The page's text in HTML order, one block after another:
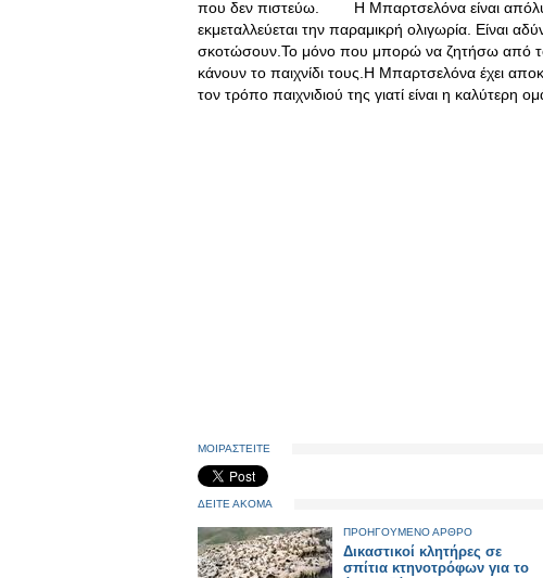
που δεν πιστεύω. Η Μπαρτσελόνα είναι
εκμεταλλεύεται την παραμικρή ολιγωρία. Είναι
σκοτώσουν.Το μόνο που μπορώ να ζητήσω από
κάνουν το παιχνίδι τους.Η Μπαρτσελόνα έχει
τον τρόπο παιχνιδιού της γιατί είναι η καλύτερη
ΜΟΙΡΑΣΤΕΙΤΕ
ΔΕΙΤΕ ΑΚΟΜΑ
ΠΡΟΗΓΟΥΜΕΝΟ ΑΡΘΡΟ
Δικαστικοί κλητήρες σε
σπίτια κτηνοτρόφων για το